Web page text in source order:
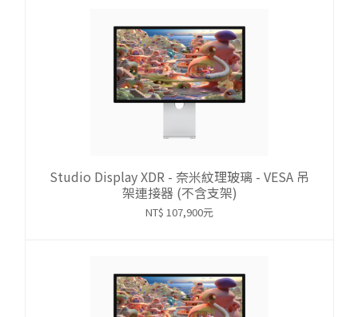
Studio Display XDR - 奈米紋理玻璃 - VESA 吊
架連接器 (不含支架)
NT$ 107,900元